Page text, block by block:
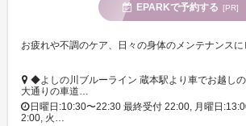
EPARKで予約する [PR]
◆よしの川ブルーライン 蔵本駅より車でお越しの
大通りの車道…
日曜日:10:30〜22:30 最終受付 22:00, 月曜日
2:00, 火…